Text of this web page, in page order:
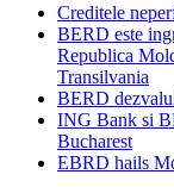
Creditele
BERD este
Republica
Transilvania
BERD
ING Bank si
Bucharest
EBRD hails